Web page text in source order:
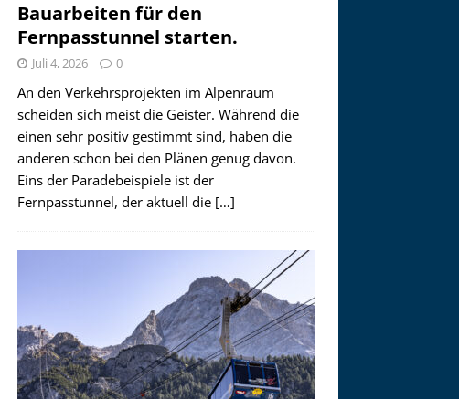
Bauarbeiten für den
Fernpasstunnel starten.
Juli 4, 2026 0
An den Verkehrsprojekten im Alpenraum
scheiden sich meist die Geister. Während die
einen sehr positiv gestimmt sind, haben die
anderen schon bei den Plänen genug davon.
Eins der Paradebeispiele ist der
Fernpasstunnel, der aktuell die […]